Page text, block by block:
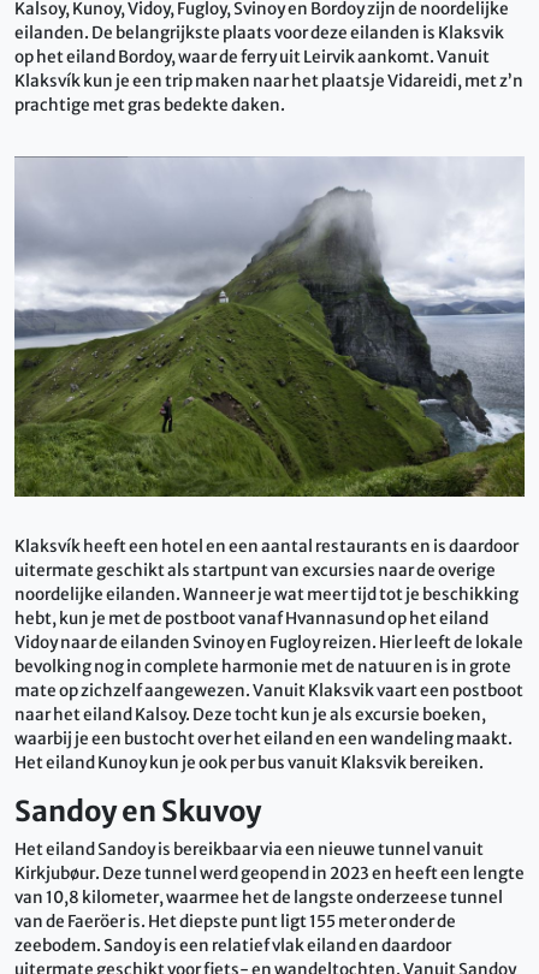
Kalsoy, Kunoy, Vidoy, Fugloy, Svinoy en Bordoy zijn de noordelijke
eilanden. De belangrijkste plaats voor deze eilanden is Klaksvik
op het eiland Bordoy, waar de ferry uit Leirvik aankomt. Vanuit
Klaksvík kun je een trip maken naar het plaatsje Vidareidi, met z’n
prachtige met gras bedekte daken.
Klaksvík heeft een hotel en een aantal restaurants en is daardoor
uitermate geschikt als startpunt van excursies naar de overige
noordelijke eilanden. Wanneer je wat meer tijd tot je beschikking
hebt, kun je met de postboot vanaf Hvannasund op het eiland
Vidoy naar de eilanden Svinoy en Fugloy reizen. Hier leeft de lokale
bevolking nog in complete harmonie met de natuur en is in grote
mate op zichzelf aangewezen. Vanuit Klaksvik vaart een postboot
naar het eiland Kalsoy. Deze tocht kun je als excursie boeken,
waarbij je een bustocht over het eiland en een wandeling maakt.
Het eiland Kunoy kun je ook per bus vanuit Klaksvik bereiken.
Sandoy en Skuvoy
Het eiland Sandoy is bereikbaar via een nieuwe tunnel vanuit
Kirkjubøur. Deze tunnel werd geopend in 2023 en heeft een lengte
van 10,8 kilometer, waarmee het de langste onderzeese tunnel
van de Faeröer is. Het diepste punt ligt 155 meter onder de
zeebodem. Sandoyis een relatief vlak eiland en daardoor
uitermate geschikt voor fiets- en wandeltochten. Vanuit Sandoy